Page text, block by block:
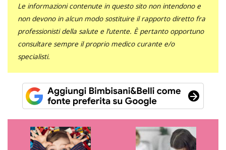
Le informazioni contenute in questo sito non intendono e
non devono in alcun modo sostituire il rapporto diretto fra
professionisti della salute e l’utente. È pertanto opportuno
consultare sempre il proprio medico curante e/o
specialisti.